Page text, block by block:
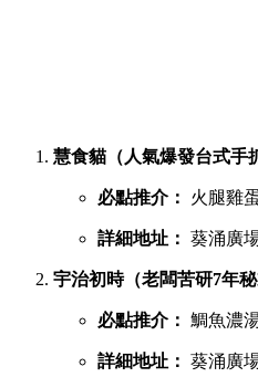
慧食貓（人氣爆發台式手
必點推介： 火腿雞
詳細地址： 葵涌廣
宇治初時（老闆苦研7年秘
必點推介： 鯛魚濃
詳細地址： 葵涌廣